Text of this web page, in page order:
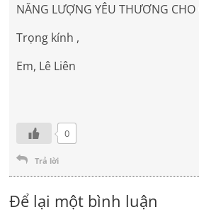
NĂNG LƯỢNG YÊU THƯƠNG CHO
Trọng kính ,
Em, Lê Liên
0
Trả lời
Để lại một bình luận